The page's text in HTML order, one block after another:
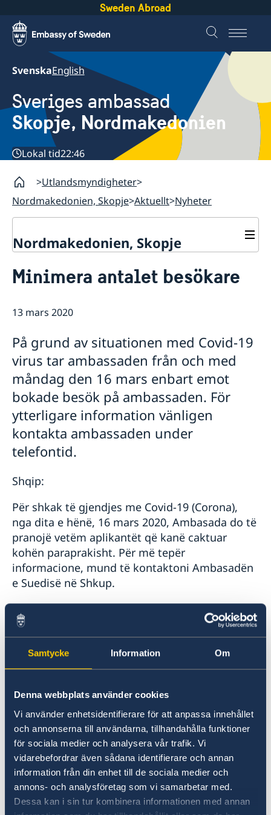
Samtycke Information Om
Denna webbplats använder cookies
Vi använder enhetsidentifierare för att anpassa innehållet
och annonserna till användarna, tillhandahålla funktioner
för sociala medier och analysera vår trafik. Vi
vidarebefordrar även sådana identifierare och annan
information från din enhet till de sociala medier och
annons- och analysföretag som vi samarbetar med.
Dessa kan i sin tur kombinera informationen med annan
Sweden Abroad
SvenskaEnglish
Sveriges ambassad
Skopje, Nordmakedonien
Lokal tid22:46
Utlandsmyndigheter
Nordmakedonien, Skopje Aktuellt Nyheter
Nordmakedonien, Skopje
Ambassadör
Kontakt / Öppettider
Team Sweden
Så kan du få stöd
Svenska företag i Nordmakedonien
Anmäl handelshinder
Ny handelskammare grundad för att stärka banden
mellan Sverige och Nordmakedonien
FAQ - Så stöttar vi svenska företag
Nyheter
Vad som gäller för uppe­hålls­till­stånd för besök
Viktig information för migrationsärenden och pass
Migrationsärenden för personer lagligen bosatta i
Ukraina och Georgien
Rösta i Nordmakedonien
Sveriges utvecklingssamarbete i
Nordmakedonien
Minimera antalet besökare
13 mars 2020
På grund av situationen med Covid-19
virus tar ambassaden från och med
måndag den 16 mars enbart emot
bokade besök på ambassaden. För
ytterligare information vänligen
kontakta ambassaden under
telefontid.
Shqip:
Për shkak të gjendjes me Covid-19 (Corona),
nga dita e hënë, 16 mars 2020, Ambasada do të
pranojë vetëm aplikantët që kanë caktuar
kohën paraprakisht. Për më tepër
informacione, mund të kontaktoni Ambasadën
e Suedisë në Shkup.
English:
booked appointments from Monday the March
16th. For more information please call the
Embassy.
Македонски:
Поради Корона вирусот, Амбасадата, од
понеделник 16ти март ќе прима само
закажани состаноци. За повеќе информации
јавете се Амбасадата.